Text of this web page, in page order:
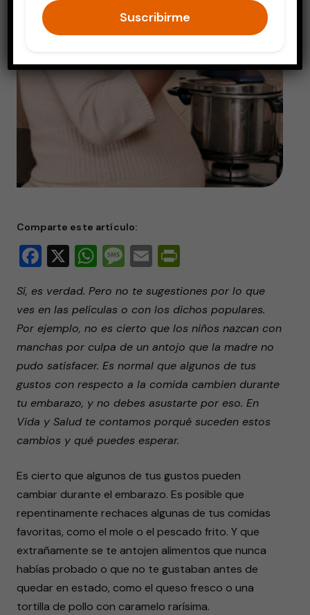
Comparte este artículo:
Facebook
X WhatsApp
Message
Email
Sí, es verdad. Pero no te sugestiones por lo que
ves en las películas o con los dichos populares.
Por ejemplo, no es cierto que los niños nazcan con
manchas por culpa de un antojo que la madre no
pudo satisfacer. Es normal que algunos de tus
gustos con respecto a la comida cambien durante
tu embarazo, y no debes asustarte por eso. En
Vida y Salud te contamos porqué suceden estos
cambios y qué puedes esperar.
Es cierto que algunos de tus gustos pueden
cambiar durante el embarazo. Es posible que
repentinamente rechaces algunas de tus comidas
favoritas, como el mole o el pescado frito. Y que
extrañamente se te antojen alimentos que nunca
habías probado o que no te gustaban antes de
quedar en estado, como el queso fresco o una
tortilla de pollo con caramelo rarísima.
Suscribirme